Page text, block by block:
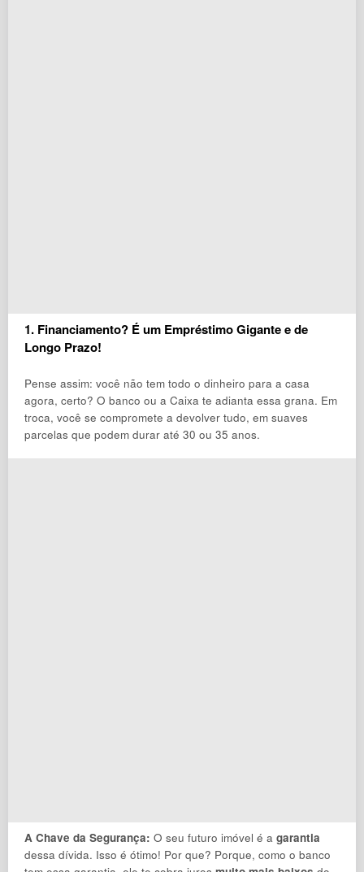
1. Financiamento? É um Empréstimo Gigante e de
Longo Prazo!
Pense assim: você não tem todo o dinheiro para a casa
agora, certo? O banco ou a Caixa te adianta essa grana. Em
troca, você se compromete a devolver tudo, em suaves
parcelas que podem durar até 30 ou 35 anos.
A Chave da Segurança: O seu futuro imóvel é a garantia
dessa dívida. Isso é ótimo! Por que? Porque, como o banco